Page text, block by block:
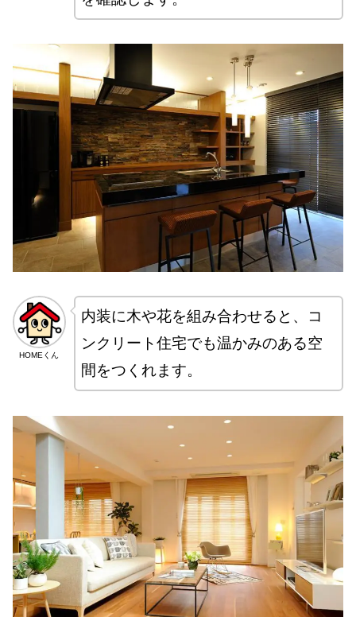
HOMEくん
内装に木や花を組み合わせると、コ
ンクリート住宅でも温かみのある空
間をつくれます。